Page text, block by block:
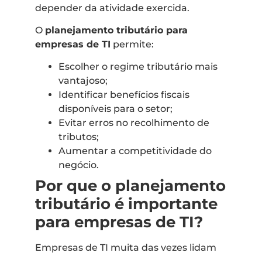
depender da atividade exercida.
O planejamento tributário para
empresas de TI permite:
Escolher o regime tributário mais
vantajoso;
Identificar benefícios fiscais
disponíveis para o setor;
Evitar erros no recolhimento de
tributos;
Aumentar a competitividade do
negócio.
Por que o planejamento
tributário é importante
para empresas de TI?
Empresas de TI muita das vezes lidam